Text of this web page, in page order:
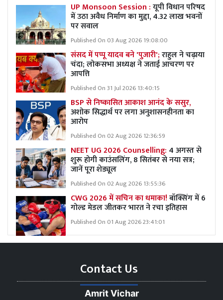
UP Monsoon Session :यूपी विधान परिषद
में उठा अवैध निर्माण का मुद्दा, 4.32 लाख भवनों
पर सवाल
Published On 03 Aug 2026 19:08:00
संसद में पप्पू यादव बने 'पुजारी';राहुल ने चढ़ाया
चंदा; लोकसभा अध्यक्ष ने जताई आचरण पर
आपत्ति
Published On 31 Jul 2026 13:40:15
BSP से निष्कासित आकाश आनंद के ससुर,
अशोक सिद्धार्थ पर लगा अनुशासनहीनता का
आरोप
Published On 02 Aug 2026 12:36:59
NEET UG 2026 Counselling: 4 अगस्त से
शुरू होगी काउंसलिंग, 8 सितंबर से नया सत्र;
जानें पूरा शेड्यूल
Published On 02 Aug 2026 13:55:36
CWG 2026 में सचिन का धमाका!बॉक्सिंग में 6
गोल्ड मेडल जीतकर भारत ने रचा इतिहास
Published On 01 Aug 2026 23:41:01
Contact Us
Amrit Vichar